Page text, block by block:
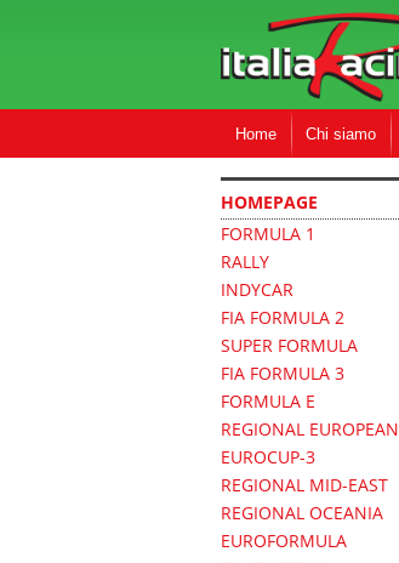
Home Chi siamo
HOMEPAGE
FORMULA 1
RALLY
INDYCAR
FIA FORMULA 2
SUPER FORMULA
FIA FORMULA 3
FORMULA E
REGIONAL EUROPEAN
EUROCUP-3
REGIONAL MID-EAST
REGIONAL OCEANIA
EUROFORMULA